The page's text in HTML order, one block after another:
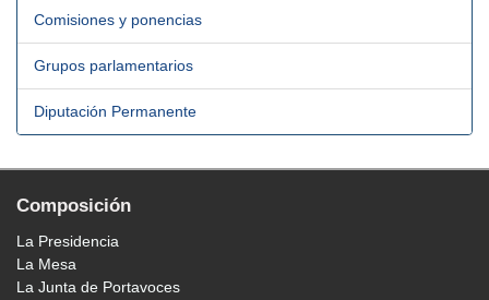
Comisiones y ponencias
Grupos parlamentarios
Diputación Permanente
Composición
La Presidencia
La Mesa
La Junta de Portavoces